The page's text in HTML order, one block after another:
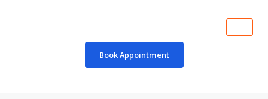
Book Appointment